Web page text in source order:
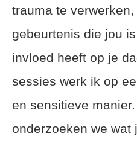
trauma te
gebeurtenis die jou
invloed heeft op je
sessies werk ik op
en sensitieve
onderzoeken we wat